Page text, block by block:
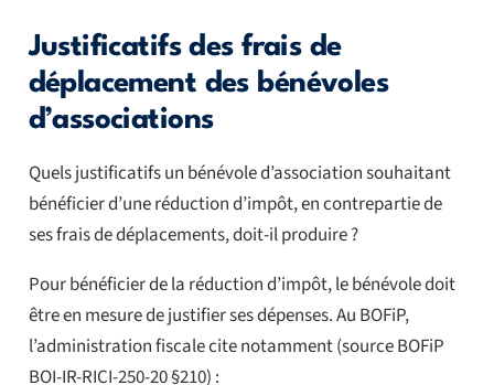
Justificatifs des frais de
déplacement des bénévoles
d’associations
Quels justificatifs un bénévole d’association souhaitant
bénéficier d’une réduction d’impôt, en contrepartie de
ses frais de déplacements, doit-il produire ?
Pour bénéficier de la réduction d’impôt, le bénévole doit
être en mesure de justifier ses dépenses. Au BOFiP,
l’administration fiscale cite notamment (source BOFiP
BOI-IR-RICI-250-20 §210) :